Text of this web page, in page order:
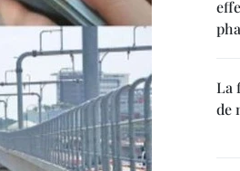
La
de